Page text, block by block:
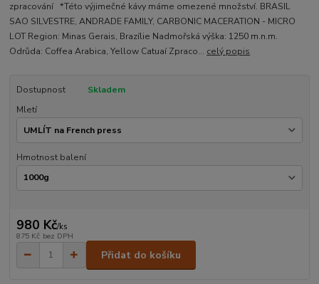
zpracování *Této výjimečné kávy máme omezené množství. BRASIL
SAO SILVESTRE, ANDRADE FAMILY, CARBONIC MACERATION - MICRO
LOT Region: Minas Gerais, Brazílie Nadmořská výška: 1250 m.n.m.
Odrůda: Coffea Arabica, Yellow Catuaí Zpraco... celý popis
Dostupnost
Skladem
Mletí
Hmotnost balení
980 Kč/ks
875 Kč bez DPH
Přidat do košíku